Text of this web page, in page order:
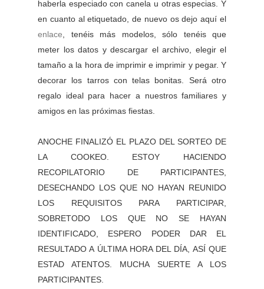
haberla especiado con canela u otras especias. Y
en cuanto al etiquetado, de nuevo os dejo aquí el
enlace , tenéis más modelos, sólo tenéis que
meter los datos y descargar el archivo, elegir el
tamaño a la hora de imprimir e imprimir y pegar. Y
decorar los tarros con telas bonitas. Será otro
regalo ideal para hacer a nuestros familiares y
amigos en las próximas fiestas.
ANOCHE FINALIZÓ EL PLAZO DEL SORTEO DE
LA COOKEO. ESTOY HACIENDO
RECOPILATORIO DE PARTICIPANTES,
DESECHANDO LOS QUE NO HAYAN REUNIDO
LOS REQUISITOS PARA PARTICIPAR,
SOBRETODO LOS QUE NO SE HAYAN
IDENTIFICADO, ESPERO PODER DAR EL
RESULTADO A ÚLTIMA HORA DEL DÍA, ASÍ QUE
ESTAD ATENTOS. MUCHA SUERTE A LOS
PARTICIPANTES.